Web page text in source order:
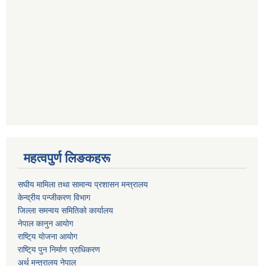
महत्वपुर्ण लिङकहरू
स‌घीय मामिला तथा सामान्य प्रशासन मन्त्रालय
केन्द्रीय पन्जीकरण विभाग
जिल्ला समन्वय समितिको कार्यालय
नेपाल कानुन आयोग
राष्टि्य योजना आयोग
राष्टि्य पुन निर्माण प्राधिकरण
अर्थ मन्त्रालय नेपाल